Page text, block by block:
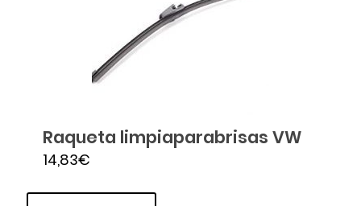
Raqueta limpiaparabrisas VW
14,83€